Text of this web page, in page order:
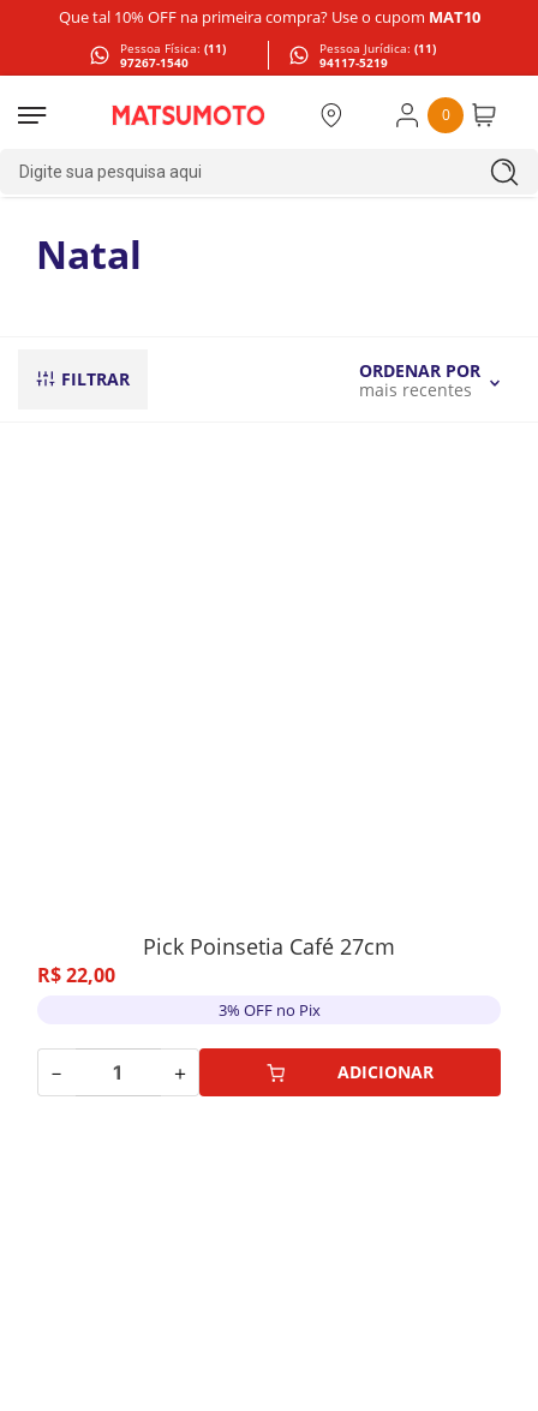
Que tal 10% OFF na primeira compra? Use o cupom MAT10
Pessoa Física: (11)
97267-1540
Pessoa Jurídica: (11)
94117-5219
0
Digite sua pesquisa aqui
Natal
FILTRAR
ORDENAR POR
mais recentes
Pick Poinsetia Café 27cm
R$22,00
3% OFF no Pix
－ ＋ ADICIONAR